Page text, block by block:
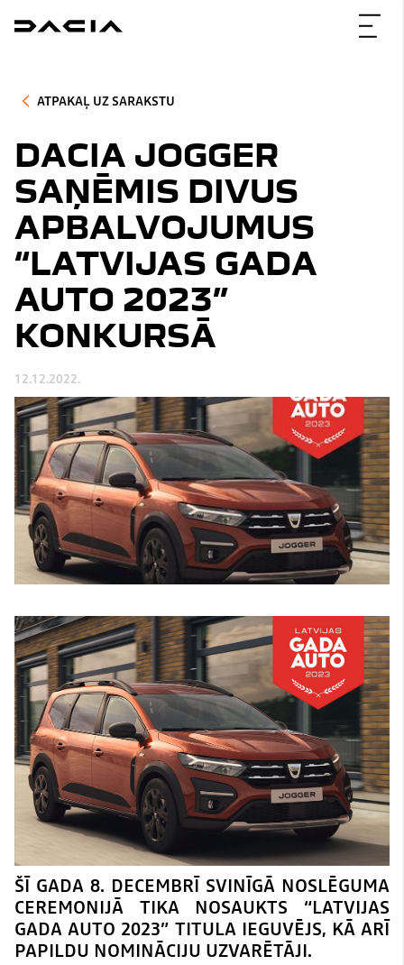
ATPAKAĻ UZ SARAKSTU
DACIA JOGGER
SAŅĒMIS DIVUS
APBALVOJUMUS
“LATVIJAS GADA
AUTO 2023”
KONKURSĀ
12.12.2022.
ŠĪ GADA 8. DECEMBRĪ SVINĪGĀ NOSLĒGUMA
CEREMONIJĀ TIKA NOSAUKTS “LATVIJAS
GADA AUTO 2023” TITULA IEGUVĒJS, KĀ ARĪ
PAPILDU NOMINĀCIJU UZVARĒTĀJI.